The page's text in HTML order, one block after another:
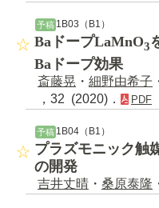
予稿 1B03（B1）
BaドープLaMnO3
Baドープ効果
斎藤晃 ・ 細野由希子
，32 (2020)．
PDF
予稿 1B04（B1）
プラズモニック触
の開発
吉井丈晴 ・ 桑原泰隆